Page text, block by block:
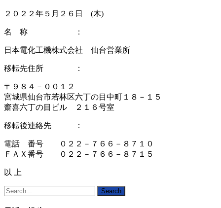
２０２２年５月２６日 (木)
名 称 ：
日本電化工機株式会社 仙台営業所
移転先住所 ：
〒９８４－００１２
宮城県仙台市若林区六丁の目中町１８－１５
齋喜六丁の目ビル ２１６号室
移転後連絡先 ：
電話 番号 ０２２－７６６－８７１０
ＦＡＸ番号 ０２２－７６６－８７１５
以 上
Search